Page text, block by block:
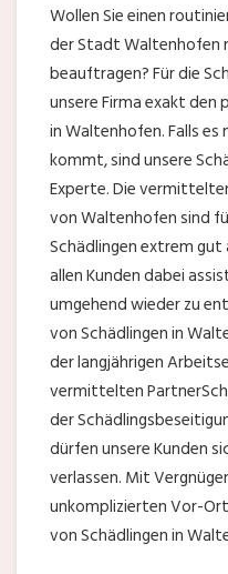
Wollen Sie einen
der Stadt Waltenhofen
beauftragen? Für die
unsere Firma exakt
in Waltenhofen. Falls
kommt, sind unsere
Experte. Die
von Waltenhofen sind
Schädlingen extrem
allen Kunden dabei
umgehend wieder zu
von Schädlingen in
der langjährigen
vermittelten
der
dürfen unsere Kunden
verlassen. Mit
unkomplizierten Vor-
von Schädlingen in